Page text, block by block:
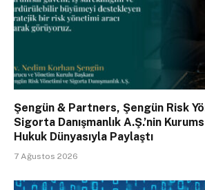
Şengün & Partners, Şengün Risk
Sigorta Danışmanlık A.Ş.’nin
Hukuk Dünyasıyla Paylaştı
7 Ağustos 2026